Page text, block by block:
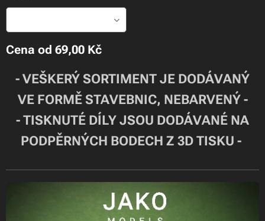
Cena od 69,00 Kč
- VEŠKERÝ SORTIMENT JE DODÁVANÝ
VE FORMĚ STAVEBNIC, NEBARVENÝ -
- TISKNUTÉ DÍLY JSOU DODÁVANÉ NA
PODPĚRNÝCH BODECH Z 3D TISKU -